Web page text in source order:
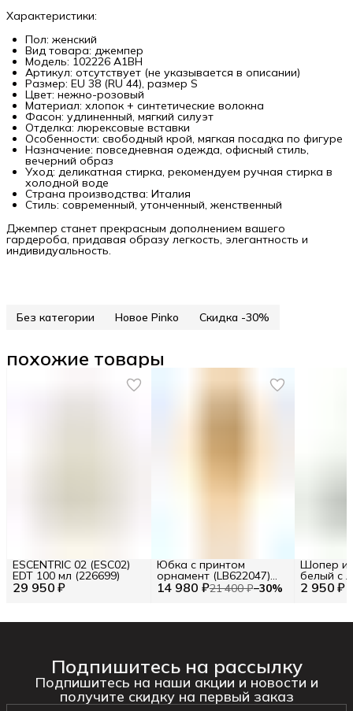
Характеристики:
Пол: женский
Вид товара: джемпер
Модель: 102226 A1BH
Артикул: отсутствует (не указывается в описании)
Размер: EU 38 (RU 44), размер S
Цвет: нежно-розовый
Материал: хлопок + синтетические волокна
Фасон: удлиненный, мягкий силуэт
Отделка: люрексовые вставки
Особенности: свободный крой, мягкая посадка по фигуре
Назначение: повседневная одежда, офисный стиль,
вечерний образ
Уход: деликатная стирка, рекомендуем ручная стирка в
холодной воде
Страна производства: Италия
Стиль: современный, утонченный, женственный
Джемпер станет прекрасным дополнением вашего
гардероба, придавая образу легкость, элегантность и
индивидуальность.
Без категории Новое Pinko Скидка -30%
похожие товары
29 950 ₽
ESCENTRIC 02 (ESC02)
EDT 100 мл (226699)
14 980 ₽21 400 ₽−30%
Юбка с принтом
орнамент (LB622047)
Размер S (INT) Цв. 2 950 ₽
Шопер из
белый с
BA23-06
Подпишитесь на рассылку
Подпишитесь на наши акции и новости и
получите скидку на первый заказ